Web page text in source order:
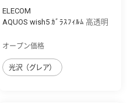
ELECOM
AQUOS wish5 ｶﾞﾗｽﾌｨﾙﾑ 高透明
オープン価格
光沢（グレア）